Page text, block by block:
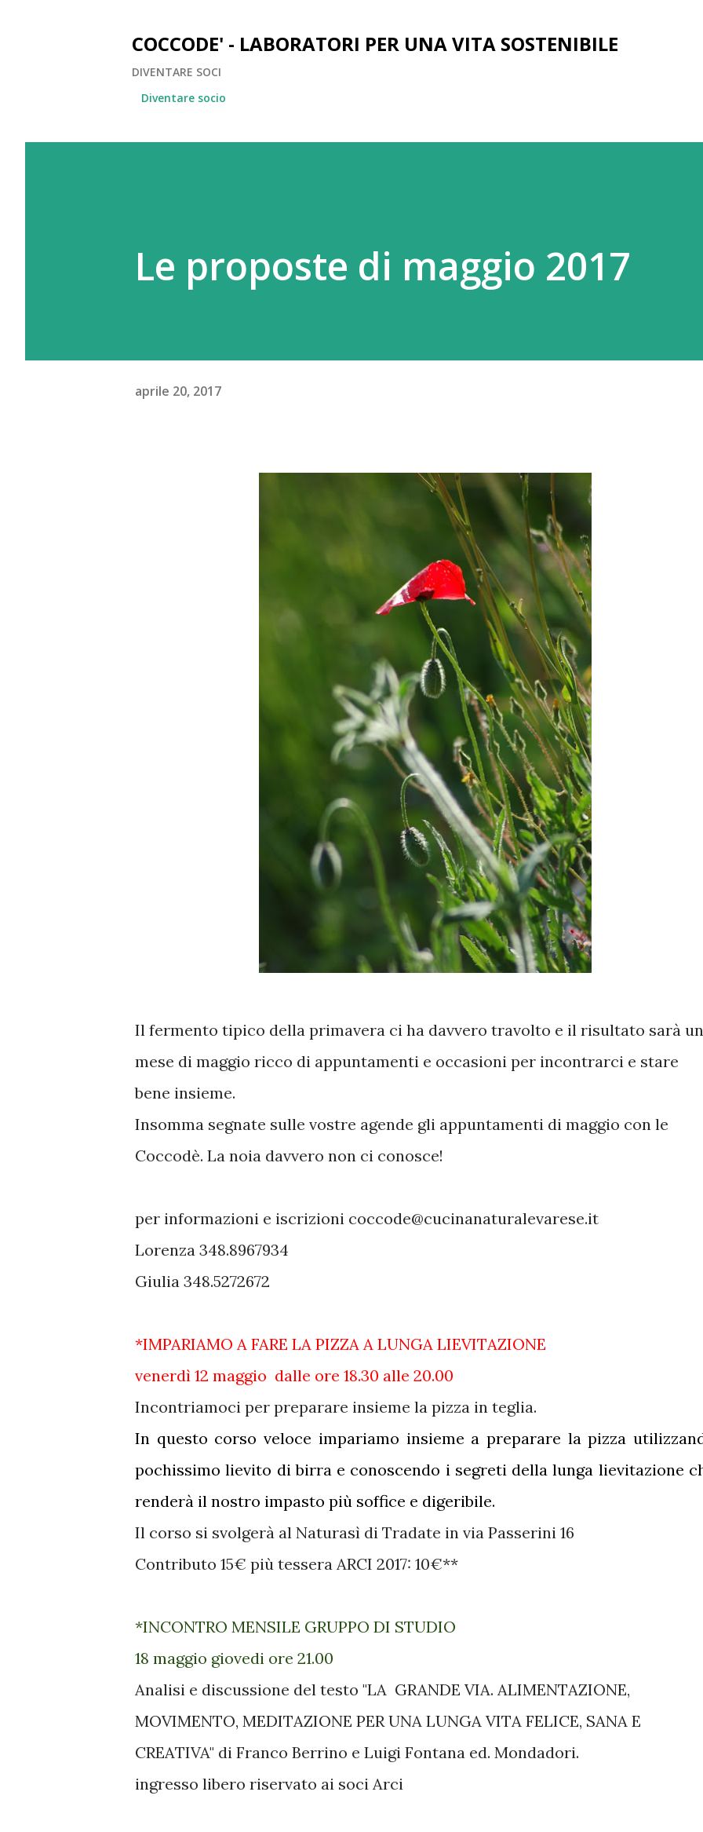
COCCODE' - LABORATORI PER UNA VITA SOSTENIBILE
DIVENTARE SOCI
Diventare socio
Le proposte di maggio 2017
aprile 20, 2017
Il fermento tipico della primavera ci ha davvero travolto e il risultato sarà un
mese di maggio ricco di appuntamenti e occasioni per incontrarci e stare
bene insieme.
Insomma segnate sulle vostre agende gli appuntamenti di maggio con le
Coccodè. La noia davvero non ci conosce!
per informazioni e iscrizioni coccode@cucinanaturalevarese.it
Lorenza 348.8967934
Giulia 348.5272672
*IMPARIAMO A FARE LA PIZZA A LUNGA LIEVITAZIONE
venerdì 12 maggio dalle ore 18.30 alle 20.00
Incontriamoci per preparare insieme la pizza in teglia.
In questo corso veloce impariamo insieme a preparare la pizza
pochissimo lievito di birra e conoscendo i segreti della lunga lievitazione
renderà il nostro impasto più soffice e digeribile.
Il corso si svolgerà al Naturasì di Tradate in via Passerini 16
Contributo 15€ più tessera ARCI 2017: 10€**
*INCONTRO MENSILE GRUPPO DI STUDIO
18 maggio giovedi ore 21.00
Analisi e discussione del testo "LA GRANDE VIA. ALIMENTAZIONE,
MOVIMENTO, MEDITAZIONE PER UNA LUNGA VITA FELICE, SANA E
CREATIVA" di Franco Berrino e Luigi Fontana ed. Mondadori.
ingresso libero riservato ai soci Arci